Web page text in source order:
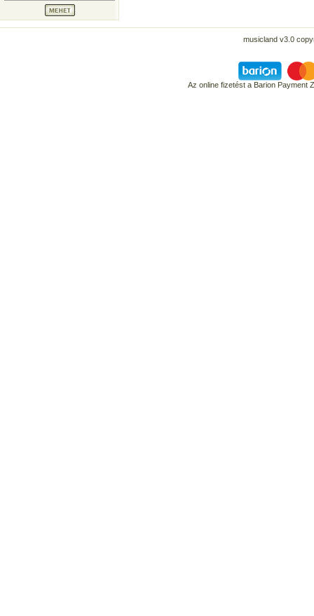
musicland v3.0
Az online fizetést a Barion Payment